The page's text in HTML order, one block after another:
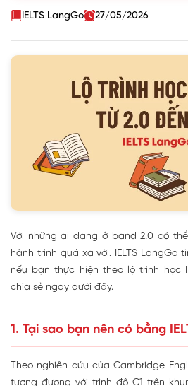
IELTS LangGo 27/05/2026
Với những ai đang ở band 2.0 có
hành trình quá xa vời. IELTS LangGo
nếu bạn thực hiện theo lộ trình học
chia sẻ ngay dưới đây.
1. Tại sao bạn nên có bằng
Theo nghiên cứu của Cambridge
tương đương với trình độ C1 trên